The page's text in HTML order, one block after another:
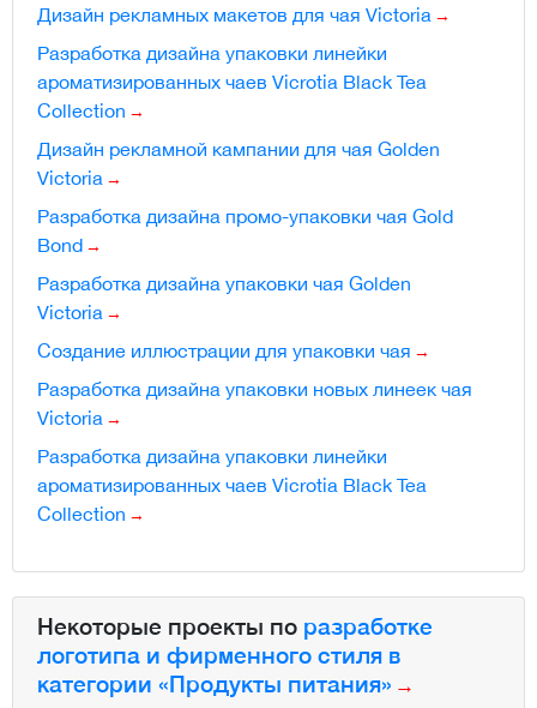
Дизайн рекламных макетов для чая Victoria
Разработка дизайна упаковки линейки
ароматизированных чаев Vicrotia Black Tea
Collection
Дизайн рекламной кампании для чая Golden
Victoria
Разработка дизайна промо-упаковки чая Gold
Bond
Разработка дизайна упаковки чая Golden
Victoria
Создание иллюстрации для упаковки чая
Разработка дизайна упаковки новых линеек чая
Victoria
Разработка дизайна упаковки линейки
ароматизированных чаев Vicrotia Black Tea
Collection
Некоторые проекты по разработке
логотипа и фирменного стиля в
категории «Продукты питания»